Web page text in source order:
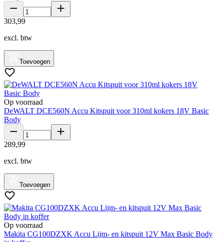
303,99
excl. btw
Toevoegen
Op voorraad
DeWALT DCE560N Accu Kitspuit voor 310ml kokers 18V Basic
Body
289,99
excl. btw
Toevoegen
Op voorraad
Makita CG100DZXK Accu Lijm- en kitspuit 12V Max Basic Body